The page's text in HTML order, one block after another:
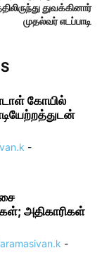
துவக்கினார்
முதல்வர் எடப்பாடி
கோயில்
-
அதிகாரிகள்
-